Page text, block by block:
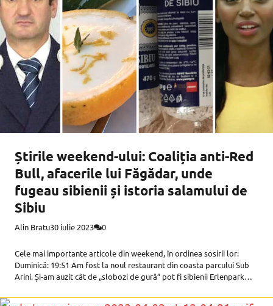
Știrile weekend-ului: Coaliția anti-Red
Bull, afacerile lui Făgădar, unde
fugeau sibienii și istoria salamului de
Sibiu
Alin Bratu30 iulie 2023 0
Cele mai importante articole din weekend, în ordinea sosirii lor:
Duminică: 19:51 Am fost la noul restaurant din coasta parcului Sub
Arini. Și-am auzit cât de „slobozi de gură” pot fi sibienii Erlenpark